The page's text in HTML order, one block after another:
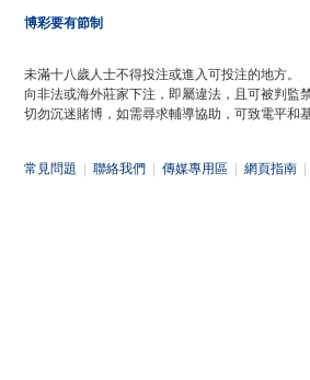
博彩要有節制
未滿十八歲人士不得投注或進入可投注的地方。
向非法或海外莊家下注，即屬違法，且可被判監禁
切勿沉迷賭博，如需尋求輔導協助，可致電平和
常見問題 聯絡我們 傳媒專用區 網頁指南